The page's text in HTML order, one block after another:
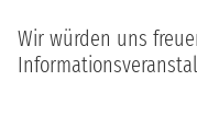
Wir würden uns